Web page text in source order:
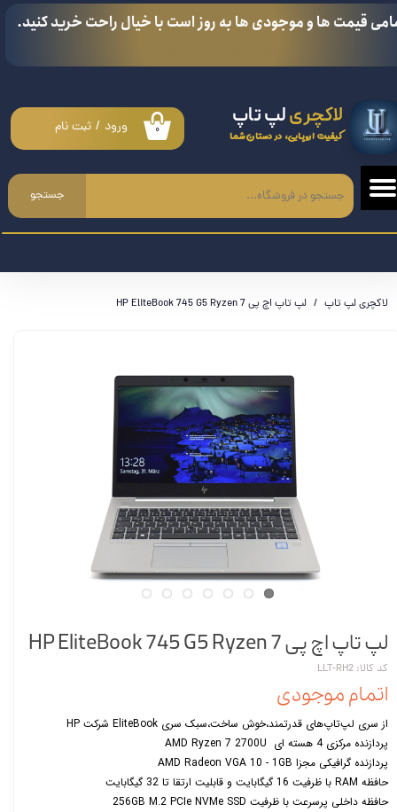
لاکچریلپ تاپ
کیفیت اروپایی، در دستان شما
جستجو
۰ ورود / ثبت نام
حساب کاربری من
سفارشات
خروج از حساب کاربری
قیمت ها و موجودی ها به روز است با خیال راحت خرید کنید.
لاکچری لپ تاپ لپ تاپ اچ پی HP EliteBook 745 G5 Ryzen 7
لپ تاپ اچ پی HP EliteBook 745 G5 Ryzen 7
کد کالا: LLT-RH2
اتمام موجودی
از سری لپ‌تاپ‌های قدرتمند،خوش ساخت،سبک سری EliteBook شرکت HP
پردازنده مرکزی 4 هسته ای AMD Ryzen 7 2700U
پردازنده گرافیکی مجزا AMD Radeon VGA 10 - 1GB
حافظه RAM با ظرفیت 16 گیگابایت و قابلیت ارتقا تا 32 گیگابایت
حافظه داخلی پرسرعت با ظرفیت 256GB M.2 PCIe NVMe SSD